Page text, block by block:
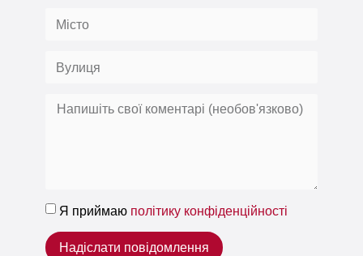
Я приймаю політику конфіденційності
Надіслати повідомлення